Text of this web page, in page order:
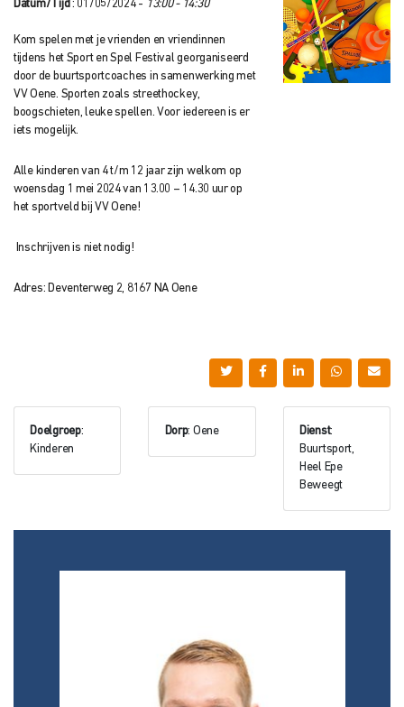
Datum/Tijd : 01/05/2024 - 13:00 - 14:30
Kom spelen met je vrienden en vriendinnen
tijdens het Sport en Spel Festival georganiseerd
door de buurtsportcoaches in samenwerking met
VV Oene. Sporten zoals streethockey,
boogschieten, leuke spellen. Voor iedereen is er
iets mogelijk.
Alle kinderen van 4 t/m 12 jaar zijn welkom op
woensdag 1 mei 2024 van 13.00 – 14.30 uur op
het sportveld bij VV Oene!
Inschrijven is niet nodig!
Adres: Deventerweg 2, 8167 NA Oene
Doelgroep:
Kinderen
Dorp: Oene Dienst:
Buurtsport,
Heel Epe
Beweegt